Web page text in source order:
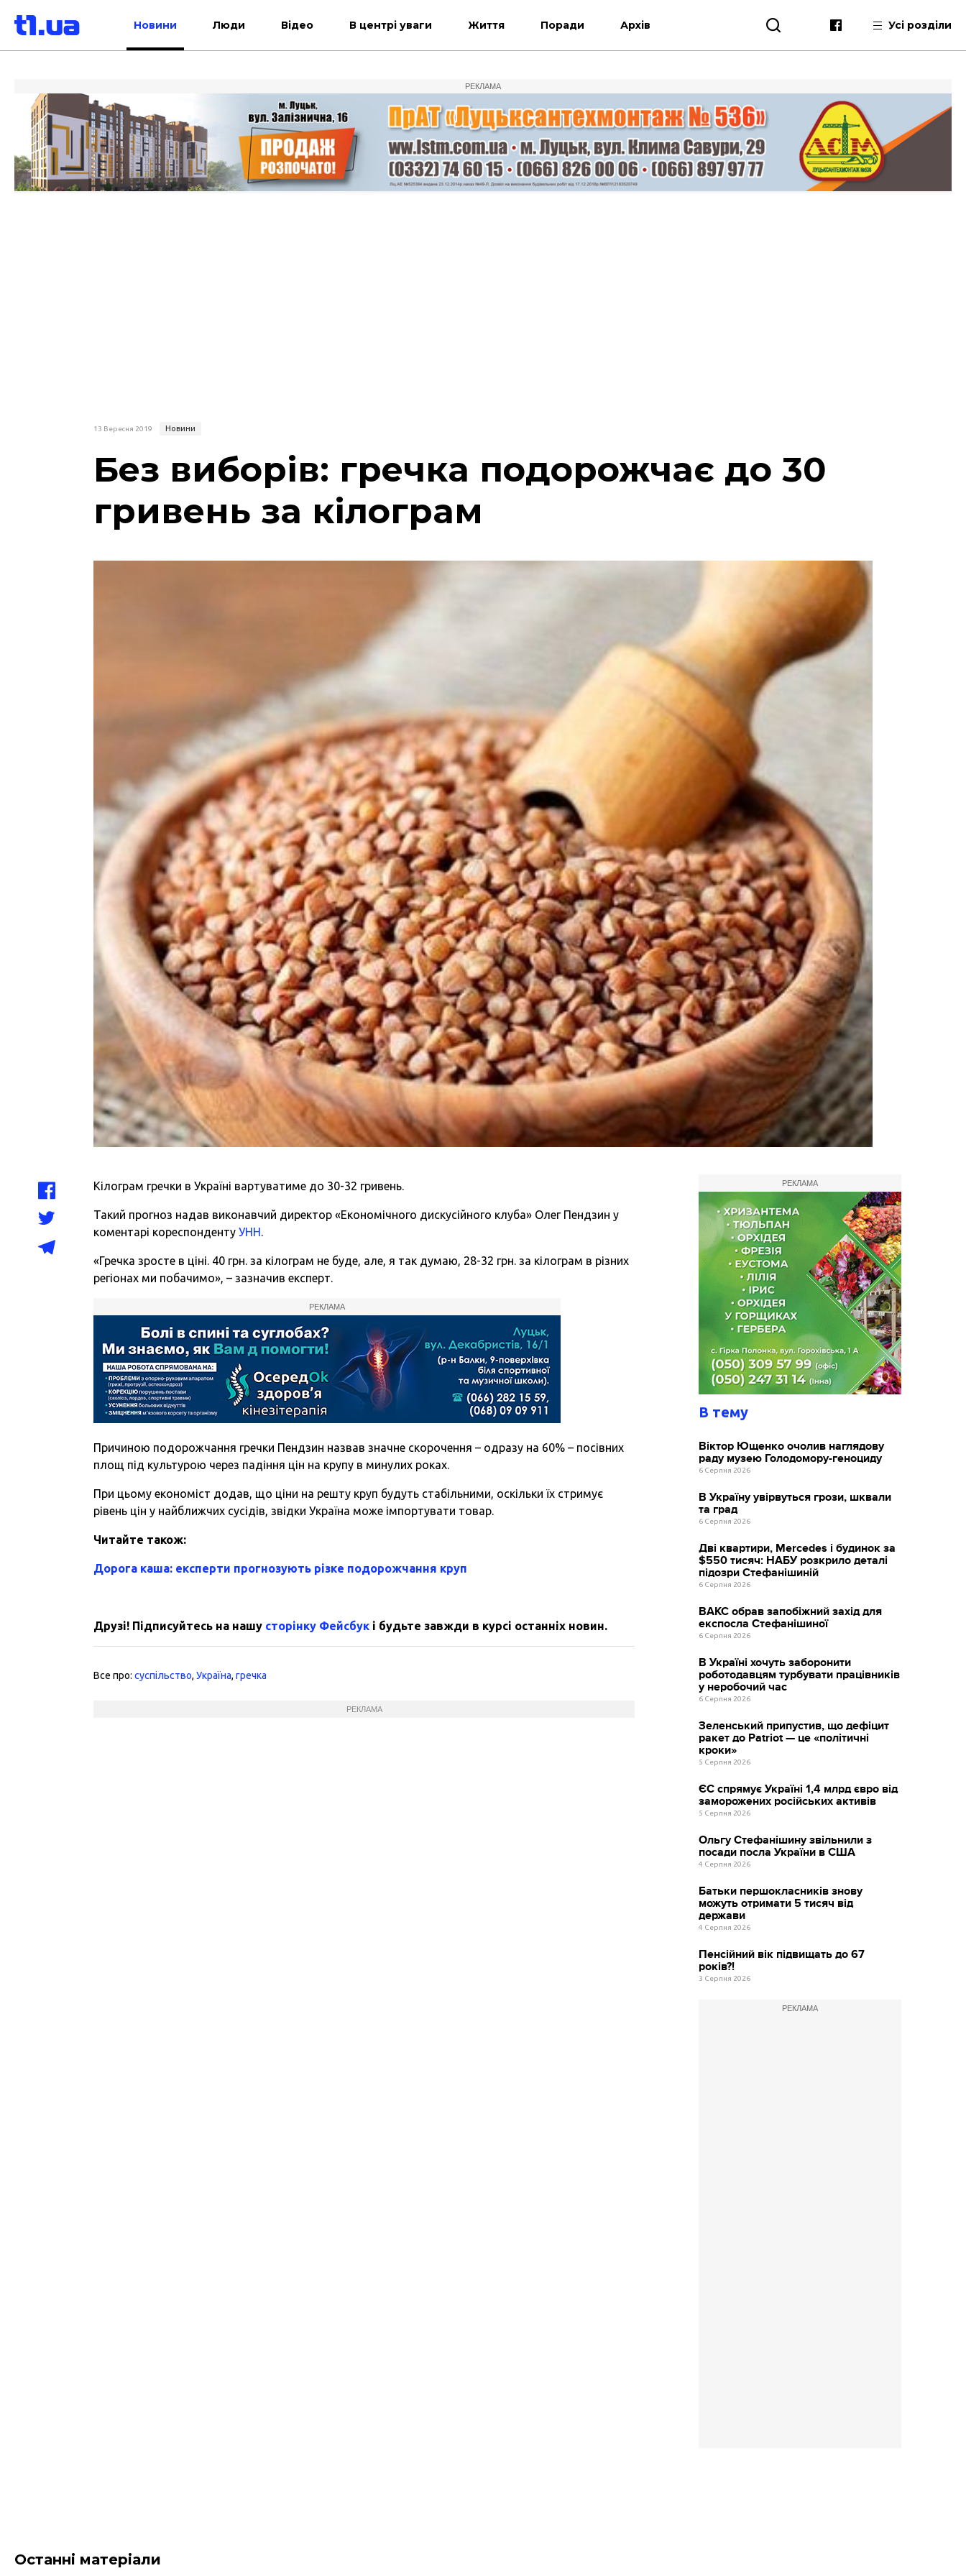
Новини Люди Відео В центрі уваги Життя Поради Архів Усі розділи
РЕКЛАМА
13 Вересня 2019 Новини
Без виборів: гречка подорожчає до 30
гривень за кілограм
Кілограм гречки в Україні вартуватиме до 30-32 гривень.
Такий прогноз надав виконавчий директор «Економічного дискусійного клуба» Олег Пендзин у
коментарі кореспондентуУНН.
«Гречка зросте в ціні. 40 грн. за кілограм не буде, але, я так думаю, 28-32 грн. за кілограм в різних
регіонах ми побачимо», – зазначив експерт.
РЕКЛАМА
Причиною подорожчання гречки Пендзин назвав значне скорочення – одразу на 60% – посівних
площ під культурою через падіння цін на крупу в минулих роках.
При цьому економіст додав, що ціни на решту круп будуть стабільними, оскільки їх стримує
рівень цін у найближчих сусідів, звідки Україна може імпортувати товар.
Читайте також:
Дорога каша: експерти прогнозують різке подорожчання круп
Друзі! Підписуйтесь на нашу сторінку Фейсбук і будьте завжди в курсі останніх новин.
Все про:суспільство,Україна,гречка
РЕКЛАМА
РЕКЛАМА
В тему
Віктор Ющенко очолив наглядову
раду музею Голодомору-геноциду
6 Серпня 2026
В Україну увірвуться грози, шквали
та град
6 Серпня 2026
Дві квартири, Mercedes і будинок за
$550 тисяч: НАБУ розкрило деталі
підозри Стефанішиній
6 Серпня 2026
ВАКС обрав запобіжний захід для
експосла Стефанішиної
6 Серпня 2026
В Україні хочуть заборонити
роботодавцям турбувати працівників
у неробочий час
6 Серпня 2026
Зеленський припустив, що дефіцит
ракет до Patriot — це «політичні
кроки»
5 Серпня 2026
ЄС спрямує Україні 1,4 млрд євро від
заморожених російських активів
5 Серпня 2026
Ольгу Стефанішину звільнили з
посади посла України в США
4 Серпня 2026
Батьки першокласників знову
можуть отримати 5 тисяч від
держави
4 Серпня 2026
Пенсійний вік підвищать до 67
років?!
3 Серпня 2026
РЕКЛАМА
Останні матеріали